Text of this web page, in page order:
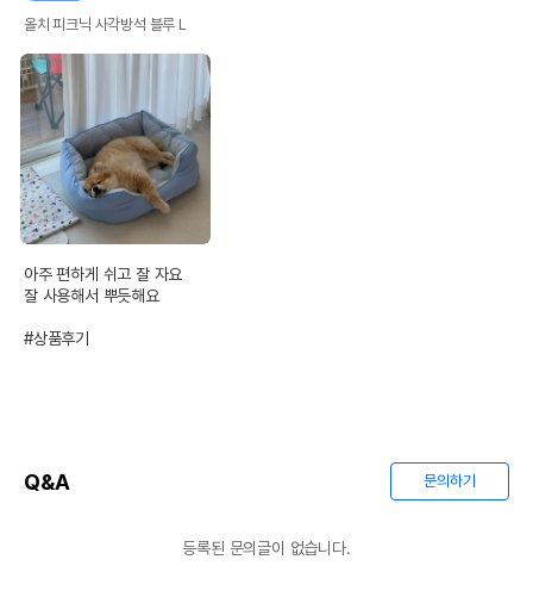
올치 피크닉 사각방석 블루 L
아주 편하게 쉬고 잘 자요
잘 사용해서 뿌듯해요
#상품후기
Q&A 문의하기
등록된 문의글이 없습니다.